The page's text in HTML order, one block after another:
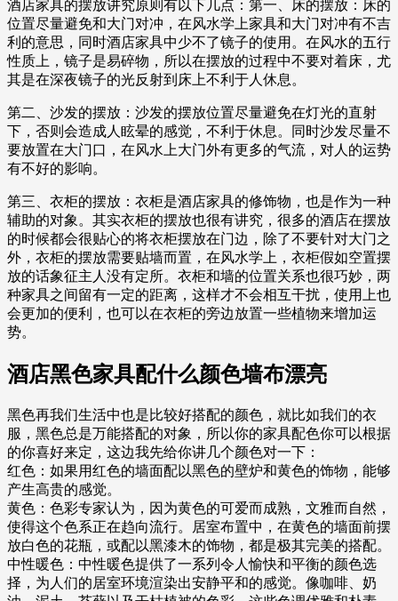
酒店家具的摆放讲究原则有以下几点：第一、床的摆放：床的
位置尽量避免和大门对冲，在风水学上家具和大门对冲有不吉
利的意思，同时酒店家具中少不了镜子的使用。在风水的五行
性质上，镜子是易碎物，所以在摆放的过程中不要对着床，尤
其是在深夜镜子的光反射到床上不利于人休息。
第二、沙发的摆放：沙发的摆放位置尽量避免在灯光的直射
下，否则会造成人眩晕的感觉，不利于休息。同时沙发尽量不
要放置在大门口，在风水上大门外有更多的气流，对人的运势
有不好的影响。
第三、衣柜的摆放：衣柜是酒店家具的修饰物，也是作为一种
辅助的对象。其实衣柜的摆放也很有讲究，很多的酒店在摆放
的时候都会很贴心的将衣柜摆放在门边，除了不要针对大门之
外，衣柜的摆放需要贴墙而置，在风水学上，衣柜假如空置摆
放的话象征主人没有定所。衣柜和墙的位置关系也很巧妙，两
种家具之间留有一定的距离，这样才不会相互干扰，使用上也
会更加的便利，也可以在衣柜的旁边放置一些植物来增加运
势。
酒店黑色家具配什么颜色墙布漂亮
黑色再我们生活中也是比较好搭配的颜色，就比如我们的衣
服，黑色总是万能搭配的对象，所以你的家具配色你可以根据
的你喜好来定，这边我先给你讲几个颜色对一下：
红色：如果用红色的墙面配以黑色的壁炉和黄色的饰物，能够
产生高贵的感觉。
黄色：色彩专家认为，因为黄色的可爱而成熟，文雅而自然，
使得这个色系正在趋向流行。居室布置中，在黄色的墙面前摆
放白色的花瓶，或配以黑漆木的饰物，都是极其完美的搭配。
中性暖色：中性暖色提供了一系列令人愉快和平衡的颜色选
择，为人们的居室环境渲染出安静平和的感觉。像咖啡、奶